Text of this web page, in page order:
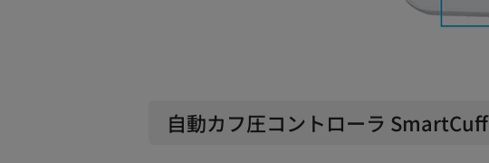
自動カフ圧コントローラ